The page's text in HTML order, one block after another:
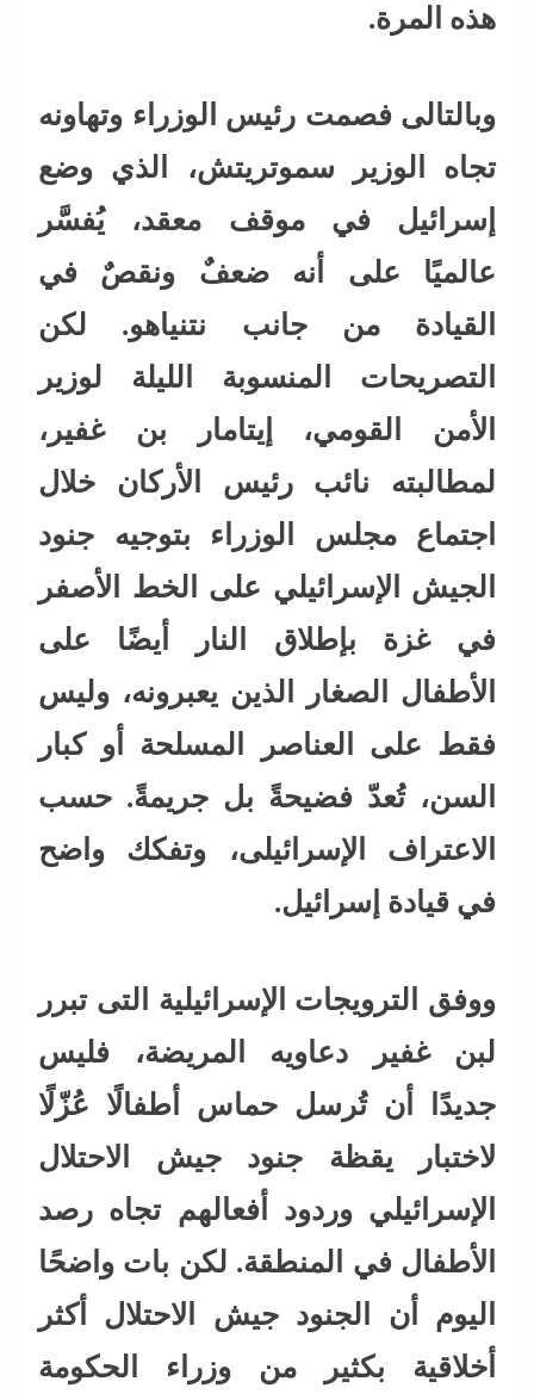
هذه المرة.
وبالتالى فصمت رئيس الوزراء وتهاونه
تجاه الوزير سموتريتش، الذي وضع
إسرائيل في موقف معقد، يُفسَّر
عالميًا على أنه ضعفٌ ونقصٌ في
القيادة من جانب نتنياهو. لكن
التصريحات المنسوبة الليلة لوزير
الأمن القومي، إيتامار بن غفير،
لمطالبته نائب رئيس الأركان خلال
اجتماع مجلس الوزراء بتوجيه جنود
الجيش الإسرائيلي على الخط الأصفر
في غزة بإطلاق النار أيضًا على
الأطفال الصغار الذين يعبرونه، وليس
فقط على العناصر المسلحة أو كبار
السن، تُعدّ فضيحةً بل جريمةً. حسب
الاعتراف الإسرائيلى، وتفكك واضح
في قيادة إسرائيل.
ووفق الترويجات الإسرائيلية التى تبرر
لبن غفير دعاويه المريضة، فليس
جديدًا أن تُرسل حماس أطفالًا عُزّلًا
لاختبار يقظة جنود جيش الاحتلال
الإسرائيلي وردود أفعالهم تجاه رصد
الأطفال في المنطقة. لكن بات واضحًا
اليوم أن الجنود جيش الاحتلال أكثر
أخلاقية بكثير من وزراء الحكومة